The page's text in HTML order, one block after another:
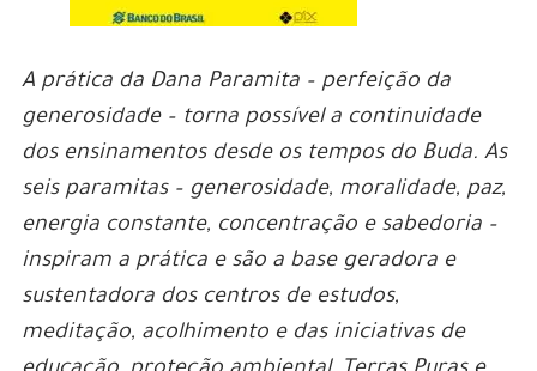
A prática da Dana Paramita – perfeição da
generosidade – torna possível a continuidade
dos ensinamentos desde os tempos do Buda. As
seis paramitas – generosidade, moralidade, paz,
energia constante, concentração e sabedoria –
inspiram a prática e são a base geradora e
sustentadora dos centros de estudos,
meditação, acolhimento e das iniciativas de